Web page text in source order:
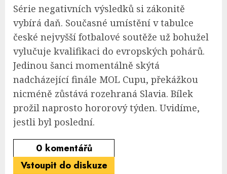
Série negativních výsledků si zákonitě
vybírá daň. Současné umístění v tabulce
české nejvyšší fotbalové soutěže už bohužel
vylučuje kvalifikaci do evropských pohárů.
Jedinou šanci momentálně skýtá
nadcházející finále MOL Cupu, překážkou
nicméně zůstává rozehraná Slavia. Bílek
prožil naprosto hororový týden. Uvidíme,
jestli byl poslední.
0 komentářů
Vstoupit do diskuze